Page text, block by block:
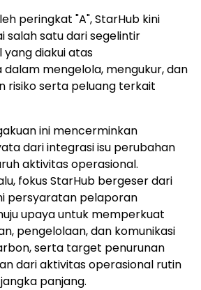
peringkat "A", StarHub kini
salah satu dari segelintir
diakui atas
mengelola, mengukur, dan
risiko serta peluang terkait
ini mencerminkan
dari integrasi isu perubahan
aktivitas operasional.
fokus StarHub bergeser dari
persyaratan pelaporan
upaya untuk memperkuat
pengelolaan, dan komunikasi
serta target penurunan
dari aktivitas operasional rutin
panjang.